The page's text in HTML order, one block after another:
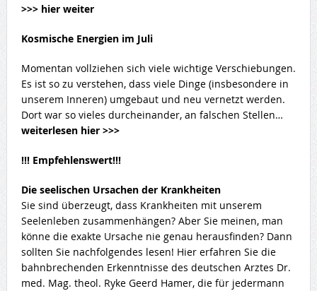
>>> hier weiter
Kosmische Energien im Juli
Momentan vollziehen sich viele wichtige Verschiebungen.
Es ist so zu verstehen, dass viele Dinge (insbesondere in
unserem Inneren) umgebaut und neu vernetzt werden.
Dort war so vieles durcheinander, an falschen Stellen…
weiterlesen hier >>>
!!! Empfehlenswert!!!
Die seelischen Ursachen der Krankheiten
Sie sind überzeugt, dass Krankheiten mit unserem
Seelenleben zusammenhängen? Aber Sie meinen, man
könne die exakte Ursache nie genau herausfinden? Dann
sollten Sie nachfolgendes lesen! Hier erfahren Sie die
bahnbrechenden Erkenntnisse des deutschen Arztes Dr.
med. Mag. theol. Ryke Geerd Hamer, die für jedermann